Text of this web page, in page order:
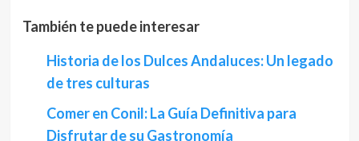
También te puede interesar
Historia de los Dulces Andaluces: Un legado
de tres culturas
Comer en Conil: La Guía Definitiva para
Disfrutar de su Gastronomía